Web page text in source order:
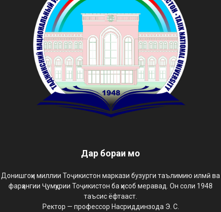
Дар бораи мо
Донишгоҳи миллии Тоҷикистон маркази бузурги таълимию илмӣ ва
фарҳангии Ҷумҳурии Тоҷикистон ба ҳисоб меравад. Он соли 1948
таъсис ёфтааст.
Ректор — профессор Насриддинзода Э. С.